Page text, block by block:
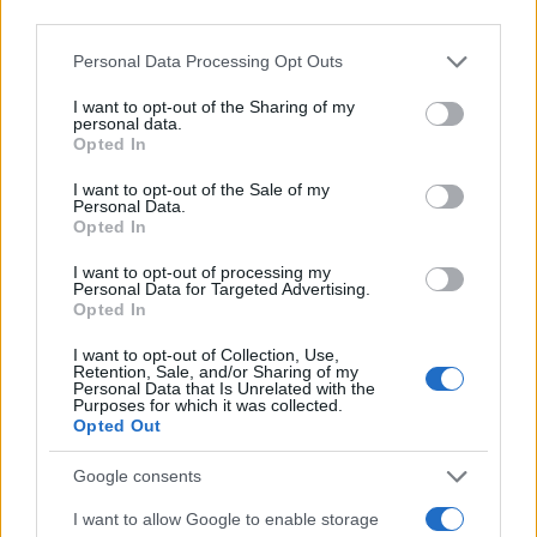
Please note that this website/app uses one or more Google
not limited to your visit or usage behaviour. You may click to
grant or deny consent to Google and its third-party tags to
use your data for below specified purposes in below Google
consent section.
Personal Data Processing Opt Outs
I want to opt-out of the Sharing of my
personal data.
Opted In
I want to opt-out of the Sale of my
Personal Data.
Opted In
I want to opt-out of processing my
Personal Data for Targeted Advertising.
Opted In
I want to opt-out of Collection, Use,
Retention, Sale, and/or Sharing of my
Personal Data that Is Unrelated with the
Purposes for which it was collected.
Opted Out
Google consents
I want to allow Google to enable storage
media e autore. È ampiamente conosciuto per i
suoi tutorial passo-passo sullo skateboard che
carica sul suo canale YouTube, ‘Braille
Skateboarding’.
QUANTI ANNI HA AARON KYRO?
1983 a Denver, Colorado, USA. Il suo segno di
nascita è la Vergine.
QUANTO È ALTO AARON KYRO?
Aaron si trova ad un’altezza di 5 piedi e 8 pollici